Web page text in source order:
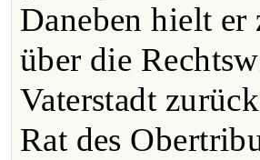
Daneben hielt
über die
Vaterstadt
Rat des